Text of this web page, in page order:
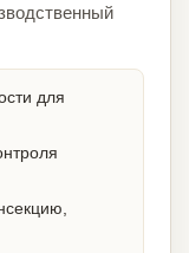
для